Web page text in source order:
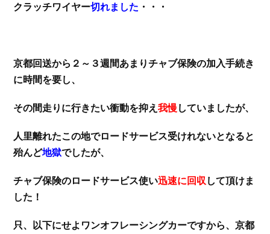
クラッチワイヤー切れました ・・・
京都回送から２～３週間あまりチャブ保険の加入手続き
に時間を要し、
その間走りに行きたい衝動を抑え我慢 していましたが、
人里離れたこの地でロードサービス受けれないとなると
殆んど地獄でしたが、
チャブ保険のロードサービス使い迅速に回収して頂けま
した！
只、以下にせよワンオフレーシングカーですから、京都